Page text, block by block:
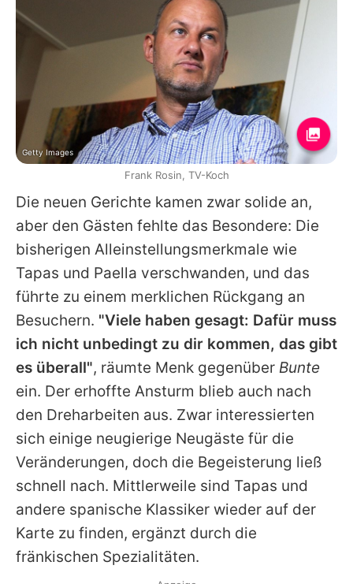
Die neuen Gerichte kamen zwar solide an,
aber den Gästen fehlte das Besondere: Die
bisherigen Alleinstellungsmerkmale wie
Tapas und Paella verschwanden, und das
führte zu einem merklichen Rückgang an
Besuchern. "Viele haben gesagt: Dafür muss
ich nicht unbedingt zu dir kommen, das gibt
es überall", räumte Menk gegenüber Bunte
ein. Der erhoffte Ansturm blieb auch nach
den Dreharbeiten aus. Zwar interessierten
sich einige neugierige Neugäste für die
Veränderungen, doch die Begeisterung ließ
schnell nach. Mittlerweile sind Tapas und
andere spanische Klassiker wieder auf der
Karte zu finden, ergänzt durch die
fränkischen Spezialitäten.
Getty Images
Frank Rosin, TV-Koch